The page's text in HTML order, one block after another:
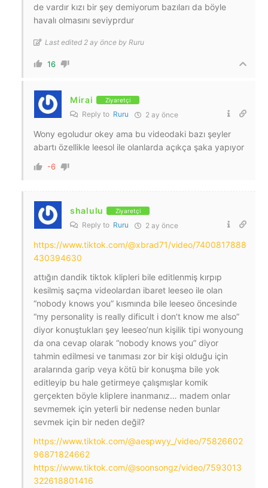
de vardır kızı bir şey demiyorum bazıları da böyle
havalı olmasını seviyprdur
Last edited 2 ay önce by Ruru
16
Mirai Ziyaretçi
Reply to Ruru 2 ay önce
Wony egoludur okey ama bu videodaki bazı şeyler
abartı özellikle leesol ile olanlarda açıkça şaka yapıyor
-6
shalulu Ziyaretçi
Reply to Ruru 2 ay önce
https://www.tiktok.com/@xbrad71/video/7400817888
430394630
attığın dandik tiktok klipleri bile editlenmiş kırpıp
kesilmiş saçma videolardan ibaret leeseo ile olan
“nobody knows you” kısmında bile leeseo öncesinde
“my personality is really dificult i don’t know me also”
diyor konuştukları şey leeseo’nun kişilik tipi wonyoung
da ona cevap olarak “nobody knows you” diyor
tahmin edilmesi ve tanıması zor bir kişi olduğu için
aralarında garip veya kötü bir konuşma bile yok
editleyip bu hale getirmeye çalışmışlar komik
gerçekten böyle kliplere inanmanız… madem onlar
sevmemek için yeterli bir nedense neden bunlar
sevmek için bir neden değil?
https://www.tiktok.com/@aespwyy_/video/75826602
96871824662
https://www.tiktok.com/@soonsongz/video/7593013
322618801416